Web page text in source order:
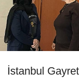
İstanbul